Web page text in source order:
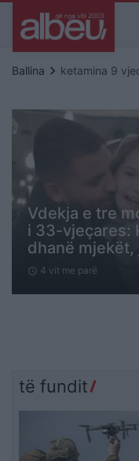
Ballina keyboard_arrow_right ketamina 9
Vdekja e tre
i 33-vjeçares:
dhanë mjekët,
schedule 4 vit me parë
të fundit